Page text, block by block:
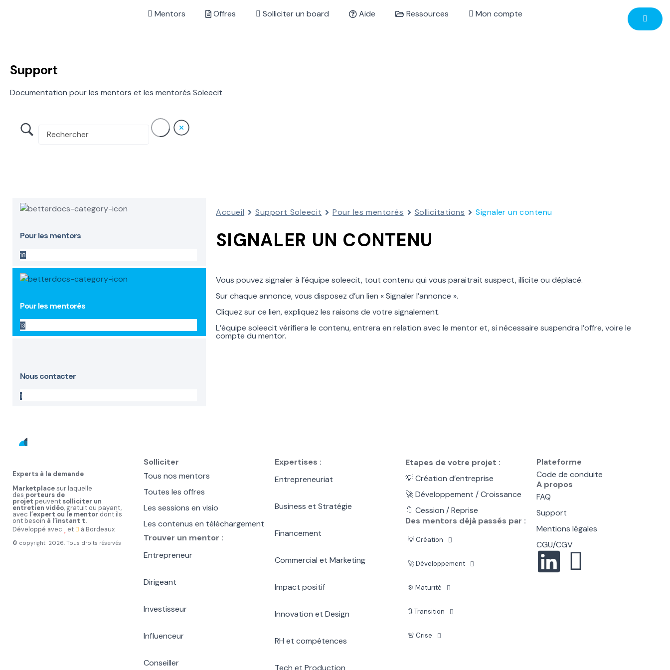
Mentors Offres Solliciter un board Aide Ressources Mon compte
Support
Documentation pour les mentors et les mentorés Soleecit
Pour les mentors
18
Pour les mentorés
13
Nous contacter
1
Accueil Support Soleecit Pour les mentorés Sollicitations Signaler un contenu
SIGNALER UN CONTENU
Vous pouvez signaler à l’équipe soleecit, tout contenu qui vous paraitrait suspect, illicite ou déplacé.
Sur chaque annonce, vous disposez d’un lien « Signaler l’annonce ».
Cliquez sur ce lien, expliquez les raisons de votre signalement.
L’équipe soleecit vérifiera le contenu, entrera en relation avec le mentor et, si nécessaire suspendra l’offre, voire le
compte du mentor.
Experts à la demande
Marketplacesur laquelle
des porteurs de
projet peuvent solliciter un
entretien vidéo, gratuit ou payant,
avec l’expert ou le mentordont ils
ont besoin à l’instant t.
Développé avec
et à Bordeaux
© copyright 2026. Tous droits réservés
Solliciter
Tous nos mentors
Toutes les offres
Les sessions en visio
Les contenus en téléchargement
Trouver un mentor :
Entrepreneur
Dirigeant
Investisseur
Influenceur
Conseiller
Expertises :
Entrepreneuriat
Business et Stratégie
Financement
Commercial et Marketing
Impact positif
Innovation et Design
RH et compétences
Tech et Production
Etapes de votre projet :
💡 Création d’entreprise
🚀 Développement / Croissance
🔖 Cession / Reprise
Des mentors déjà passés par :
💡 Création
🚀 Développement
⚙️ Maturité
🔃 Transition
🚨 Crise
Plateforme
Code de conduite
A propos
FAQ
Support
Mentions légales
CGU/CGV